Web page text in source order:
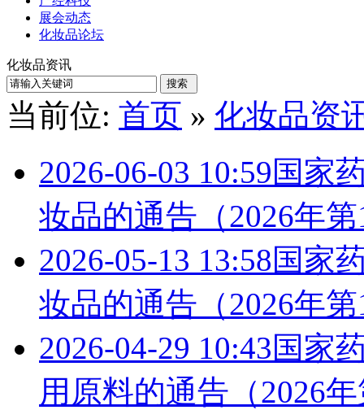
展会动态
化妆品论坛
化妆品资讯
当前位: 首页 » 化妆品资
2026-06-03 10:59国家
妆品的通告（2026年
2026-05-13 13:58国家
妆品的通告（2026年
2026-04-29 10:43国家
用原料的通告（2026